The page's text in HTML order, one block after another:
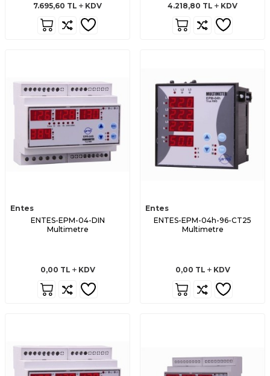
7.695,60 TL KDV 4.218,80 TL KDV
Entes
ENTES-EPM-04-DIN
Multimetre
0,00 TL KDV
Entes
ENTES-EPM-04h-96-CT25
Multimetre
0,00 TL KDV